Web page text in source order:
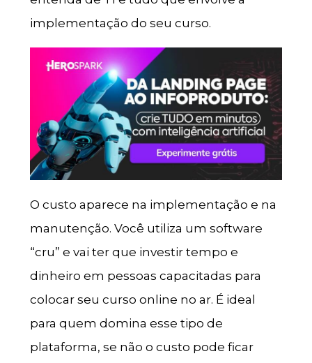
implementação do seu curso.
O custo aparece na implementação e na
manutenção. Você utiliza um software
“cru” e vai ter que investir tempo e
dinheiro em pessoas capacitadas para
colocar seu curso online no ar. É ideal
para quem domina esse tipo de
plataforma, se não o custo pode ficar